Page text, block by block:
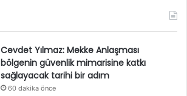
Cevdet Yılmaz: Mekke Anlaşması
bölgenin güvenlik mimarisine katkı
sağlayacak tarihi bir adım
60 dakika önce